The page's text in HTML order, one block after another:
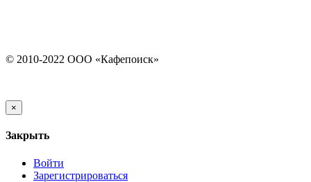
© 2010-2022 ООО «Кафепоиск»
×
Закрыть
Войти
Зарегистрироваться